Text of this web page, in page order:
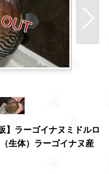
】ラーゴイナヌミドルロ
生体）ラーゴイナヌ産